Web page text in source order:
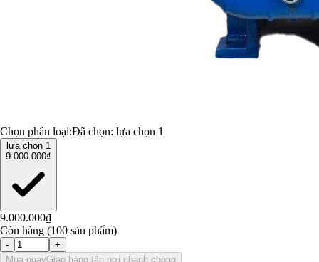
Chọn phân loại:Đã chọn: lựa chọn 1
lựa chọn 1
9.000.000₫
9.000.000₫
Còn hàng (100 sản phẩm)
-
+
Mua ngayGiao hàng tận nơi nhanh chóng